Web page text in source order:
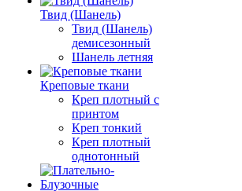
Твид (Шанель)
Твид (Шанель)
демисезонный
Шанель летняя
Креповые ткани
Креп плотный с
принтом
Креп тонкий
Креп плотный
однотонный